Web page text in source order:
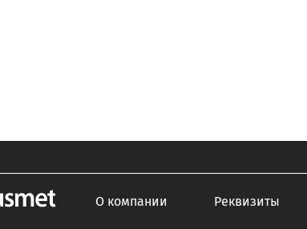
О компании Реквизиты